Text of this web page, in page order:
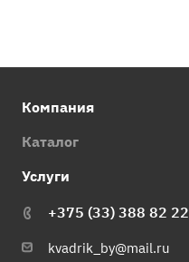
Компания
Каталог
Услуги
+375 (33) 388 82 22
kvadrik_by@mail.ru